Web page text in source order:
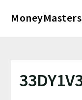
MoneyMasters